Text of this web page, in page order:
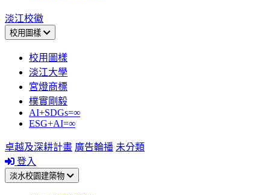
淡江校徽
校用圖樣
校用圖樣
淡江大學
宮燈商標
樸實剛毅
AI+SDGs=∞
ESG+AI=∞
卓越及深耕計畫 廣告輪播 未分類
登入
淡水校園建築物